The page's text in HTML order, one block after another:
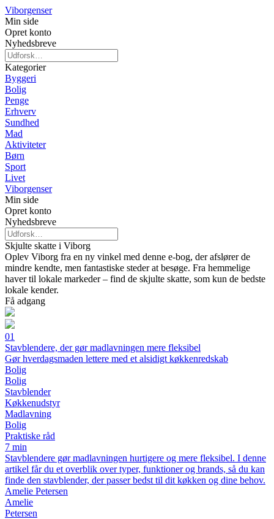
Viborgenser
Min side
Opret konto
Nyhedsbreve
Kategorier
Byggeri
Bolig
Penge
Erhverv
Sundhed
Mad
Aktiviteter
Børn
Sport
Livet
Viborgenser
Min side
Opret konto
Nyhedsbreve
Skjulte skatte i Viborg
Oplev Viborg fra en ny vinkel med denne e-bog, der afslører de
mindre kendte, men fantastiske steder at besøge. Fra hemmelige
haver til lokale markeder – find de skjulte skatte, som kun de bedste
lokale kender.
Få adgang
01
Stavblendere, der gør madlavningen mere fleksibel
Gør hverdagsmaden lettere med et alsidigt køkkenredskab
Bolig
Bolig
Stavblender
Køkkenudstyr
Madlavning
Bolig
Praktiske råd
7 min
Stavblendere gør madlavningen hurtigere og mere fleksibel. I denne
artikel får du et overblik over typer, funktioner og brands, så du kan
finde den stavblender, der passer bedst til dit køkken og dine behov.
Amelie Petersen
Amelie
Petersen